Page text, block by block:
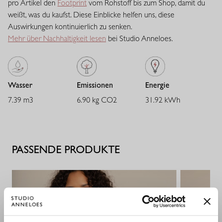
sich angenehm, verleiht ausreichend Body und behält zuverlässig
seine Passform. Eine vielseitige Qualität mit eleganter
Ausstrahlung.
pro Artikel den Footprint vom Rohstoff bis zum Shop, damit du
weißt, was du kaufst. Diese Einblicke helfen uns, diese
Auswirkungen kontinuierlich zu senken.
Mehr über Nachhaltigkeit lesen bei Studio Anneloes.
Wasser
7.39 m3
Emissionen
6.90 kg CO2
Energie
31.92 kWh
PASSENDE PRODUKTE